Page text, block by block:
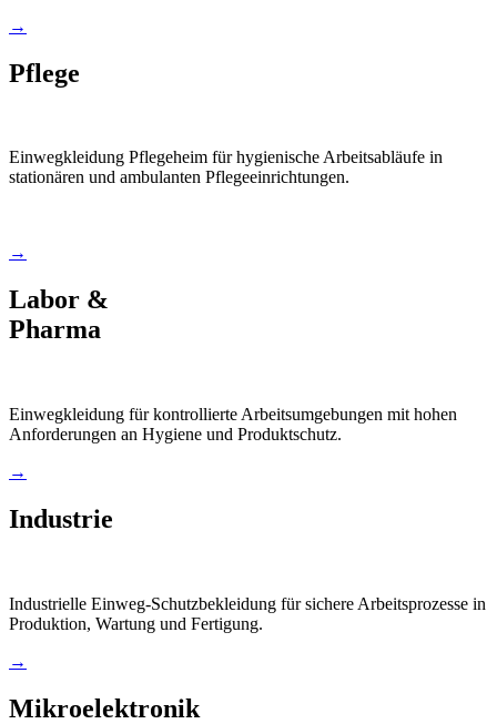
→
Pflege
Einwegkleidung Pflegeheim für hygienische Arbeitsabläufe in
stationären und ambulanten Pflegeeinrichtungen.
→
Labor &
Pharma
Einwegkleidung für kontrollierte Arbeitsumgebungen mit hohen
Anforderungen an Hygiene und Produktschutz.
→
Industrie
Industrielle Einweg-Schutzbekleidung für sichere Arbeitsprozesse in
Produktion, Wartung und Fertigung.
→
Mikroelektronik